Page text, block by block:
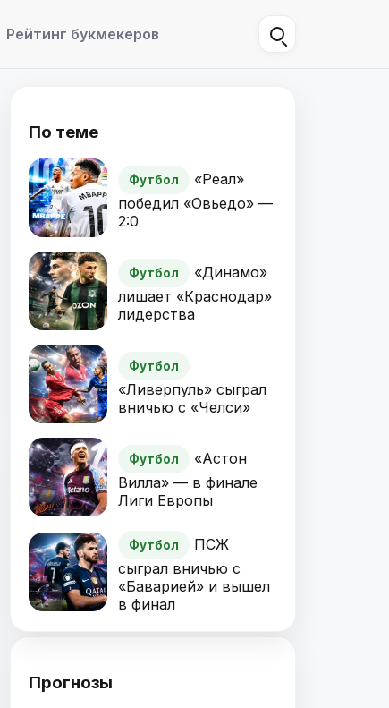
Рейтинг букмекеров
По теме
Футбол
«Реал»
победил «Овьедо» —
2:0
Футбол
«Динамо»
лишает «Краснодар»
лидерства
Футбол
«Ливерпуль» сыграл
вничью с «Челси»
Футбол
«Астон
Вилла» — в финале
Лиги Европы
Футбол
ПСЖ
сыграл вничью с
«Баварией» и вышел
в финал
Прогнозы